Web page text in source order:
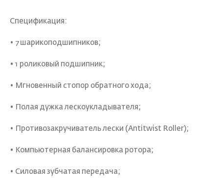
Спецификация:
• 7 шарикоподшипников;
• 1 роликовый подшипник;
• Мгновенный стопор обратного хода;
• Полая дужка лескоукладывателя;
• Противозакручиватель лески (Antitwist Roller);
• Компьютерная балансировка ротора;
• Силовая зубчатая передача;